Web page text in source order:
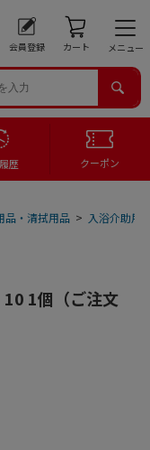
会員登録 カート メニュー
歴 クーポン
品・清拭用品 > 入浴介助用
1個（ご注文